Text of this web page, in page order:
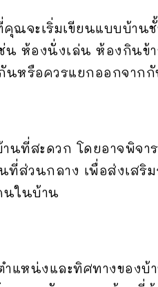
ณจะเริ่มเขียนแบบบ้าน
น ห้องนั่งเล่น ห้องกิน
หรือควรแยกออกจาก
านที่สะดวก โดยอาจพิจ
ส่วนกลาง เพื่อส่งเสริ
นในบ้าน
แหน่งและทิศทางของ